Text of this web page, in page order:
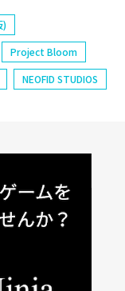
)
Project Bloom
NEOFID STUDIOS